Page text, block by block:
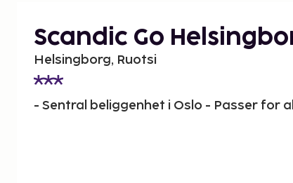
Scandic Go
Helsingborg, Ruotsi
- Sentral beliggenhet i Oslo - Passer for